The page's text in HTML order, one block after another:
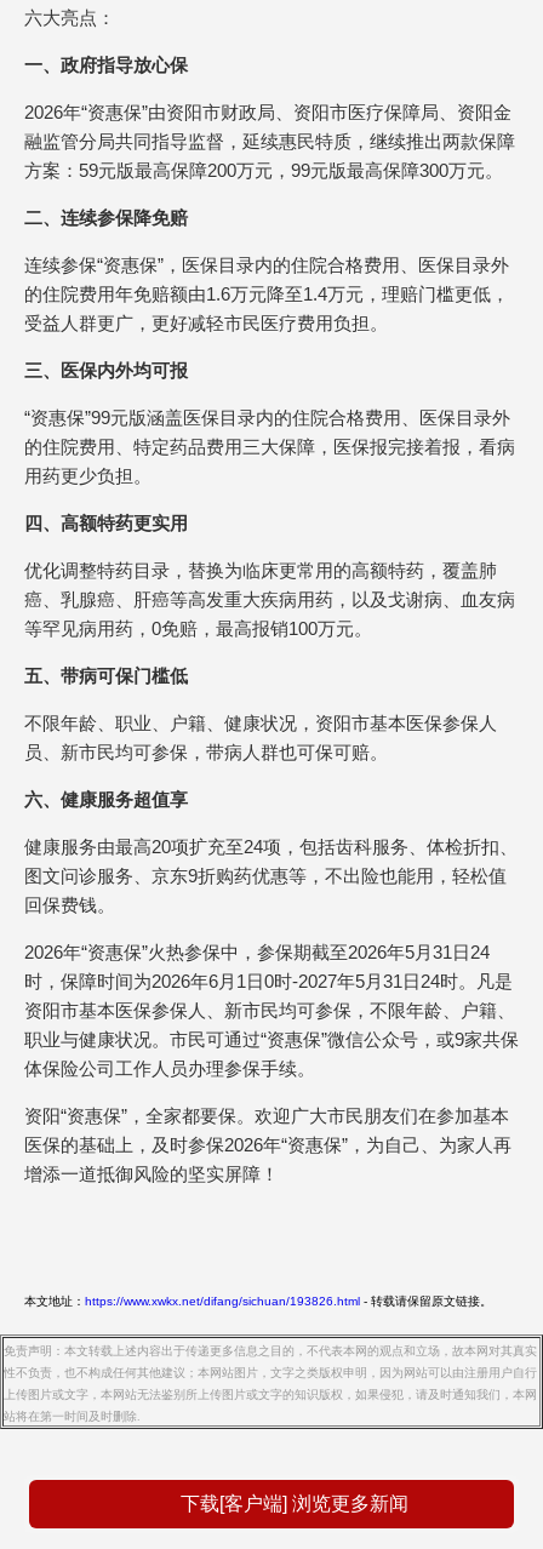
六大亮点：
一、政府指导放心保
2026年“资惠保”由资阳市财政局、资阳市医疗保障局、资阳金
融监管分局共同指导监督，延续惠民特质，继续推出两款保障
方案：59元版最高保障200万元，99元版最高保障300万元。
二、连续参保降免赔
连续参保“资惠保”，医保目录内的住院合格费用、医保目录外
的住院费用年免赔额由1.6万元降至1.4万元，理赔门槛更低，
受益人群更广，更好减轻市民医疗费用负担。
三、医保内外均可报
“资惠保”99元版涵盖医保目录内的住院合格费用、医保目录外
的住院费用、特定药品费用三大保障，医保报完接着报，看病
用药更少负担。
四、高额特药更实用
优化调整特药目录，替换为临床更常用的高额特药，覆盖肺
癌、乳腺癌、肝癌等高发重大疾病用药，以及戈谢病、血友病
等罕见病用药，0免赔，最高报销100万元。
五、带病可保门槛低
不限年龄、职业、户籍、健康状况，资阳市基本医保参保人
员、新市民均可参保，带病人群也可保可赔。
六、健康服务超值享
健康服务由最高20项扩充至24项，包括齿科服务、体检折扣、
图文问诊服务、京东9折购药优惠等，不出险也能用，轻松值
回保费钱。
2026年“资惠保”火热参保中，参保期截至2026年5月31日24
时，保障时间为2026年6月1日0时-2027年5月31日24时。凡是
资阳市基本医保参保人、新市民均可参保，不限年龄、户籍、
职业与健康状况。市民可通过“资惠保”微信公众号，或9家共保
体保险公司工作人员办理参保手续。
资阳“资惠保”，全家都要保。欢迎广大市民朋友们在参加基本
医保的基础上，及时参保2026年“资惠保”，为自己、为家人再
增添一道抵御风险的坚实屏障！
本文地址： https://www.xwkx.net/difang/sichuan/193826.html - 转载请保留原文链接。
免责声明：本文转载上述内容出于传递更多信息之目的，不代表本网的观点和立场，故本网对其真实
性不负责，也不构成任何其他建议；本网站图片，文字之类版权申明，因为网站可以由注册用户自行
上传图片或文字，本网站无法鉴别所上传图片或文字的知识版权，如果侵犯，请及时通知我们，本网
站将在第一时间及时删除.
下载[客户端] 浏览更多新闻